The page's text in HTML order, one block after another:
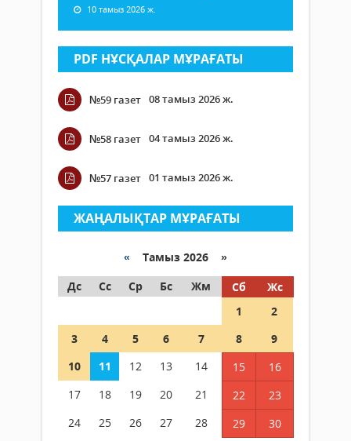
10 тамыз 2026 ж.
PDF НҰСҚАЛАР МҰРАҒАТЫ
№59 газет 08 тамыз 2026 ж.
№58 газет 04 тамыз 2026 ж.
№57 газет 01 тамыз 2026 ж.
ЖАҢАЛЫҚТАР МҰРАҒАТЫ
« Тамыз 2026 »
Дс
Сс Ср Бс Жм Сб
Жс
1
2
3
4 5 6 7 8
9
10
11 12 13 14 15
16
17
18 19 20 21 22
23
24
25 26 27 28 29
30